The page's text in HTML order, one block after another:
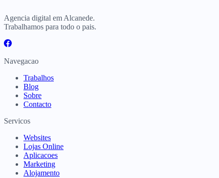
Agencia digital em Alcanede.
Trabalhamos para todo o pais.
Navegacao
Trabalhos
Blog
Sobre
Contacto
Servicos
Websites
Lojas Online
Aplicacoes
Marketing
Alojamento